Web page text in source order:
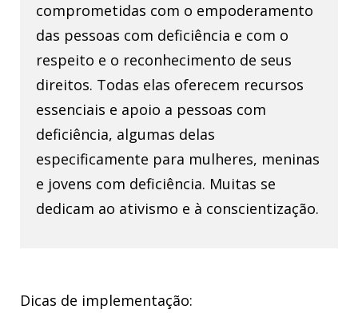
comprometidas com o empoderamento
das pessoas com deficiência e com o
respeito e o reconhecimento de seus
direitos. Todas elas oferecem recursos
essenciais e apoio a pessoas com
deficiência, algumas delas
especificamente para mulheres, meninas
e jovens com deficiência. Muitas se
dedicam ao ativismo e à conscientização.
Dicas de implementação: